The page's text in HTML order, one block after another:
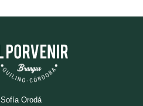
Sofía Orodá